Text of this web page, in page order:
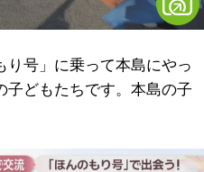
号」に乗って本島にやっ
子どもたちです。本島の子